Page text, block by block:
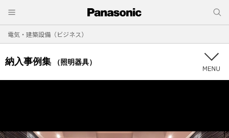
電気・建築設備（ビジネス）
納入事例集 （照明器具）